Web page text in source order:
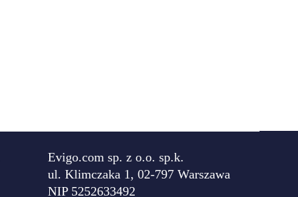
Evigo.com sp. z o.o. sp.k.
ul. Klimczaka 1, 02-797 Warszawa
NIP 5252633492